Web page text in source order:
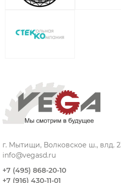
г. Мытищи, Волковское ш., влд.
info@vegasd.ru
+7 (495) 868-20-10
+7 (916) 430-11-01